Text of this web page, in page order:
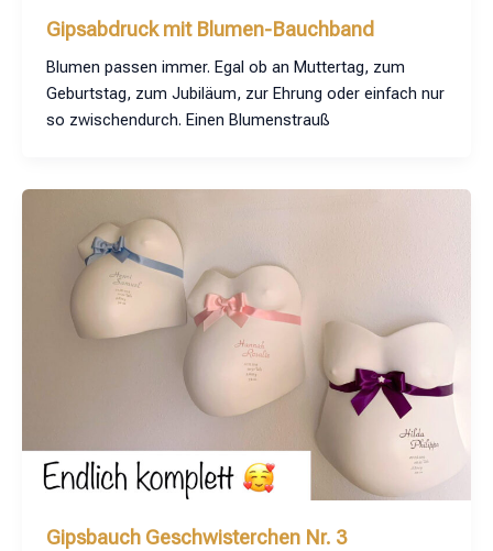
Gipsabdruck mit Blumen-Bauchband
Blumen passen immer. Egal ob an Muttertag, zum
Geburtstag, zum Jubiläum, zur Ehrung oder einfach nur
so zwischendurch. Einen Blumenstrauß
Gipsbauch Geschwisterchen Nr. 3